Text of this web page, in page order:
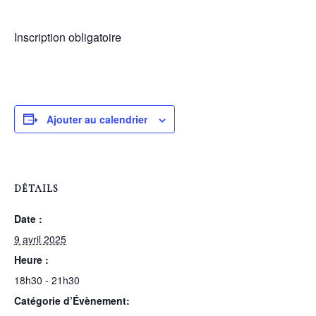
Inscription obligatoire
Ajouter au calendrier
DÉTAILS
Date :
9 avril 2025
Heure :
18h30 - 21h30
Catégorie d’Évènement: